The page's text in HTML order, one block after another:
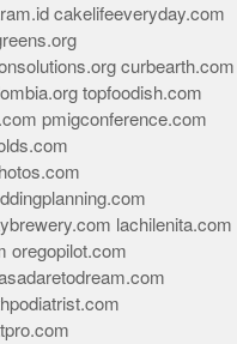
cakelifeeveryday.com
curbearth.com
topfoodish.com
pmigconference.com
lachilenita.com
oregopilot.com